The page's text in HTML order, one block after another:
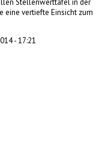
Stellenwerttafel in der
eine vertiefte Einsicht zum
- 17:21